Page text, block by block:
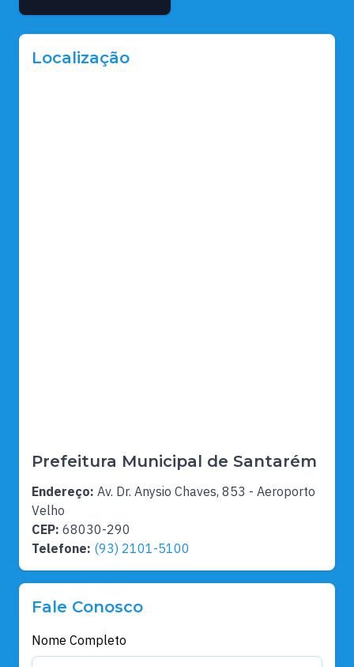
Localização
Prefeitura Municipal de Santarém
Endereço: Av. Dr. Anysio Chaves, 853 - Aeroporto
Velho
CEP: 68030-290
Telefone: (93) 2101-5100
Fale Conosco
Nome Completo